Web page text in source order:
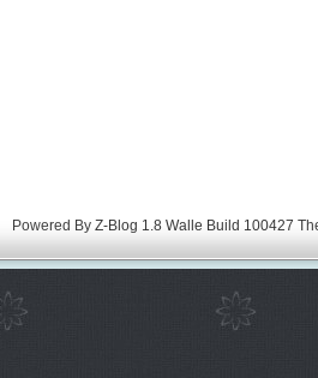
Powered By Z-Blog 1.8 Walle Build 100427